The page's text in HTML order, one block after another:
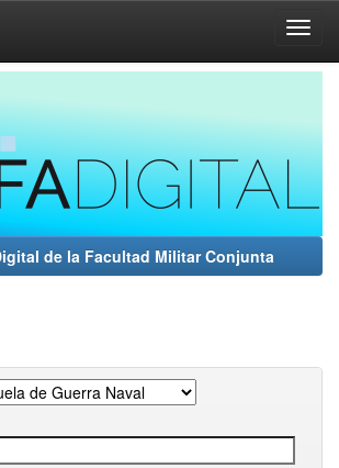
de la Facultad Militar Conjunta